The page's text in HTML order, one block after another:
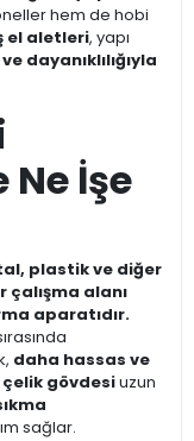
hem de hobi
el aletleri, yapı
dayanıklılığıyla
Ne İşe
plastik ve diğer
alanı
aparatıdır.
daha hassas ve
çelik gövdesiuzun
sağlar.